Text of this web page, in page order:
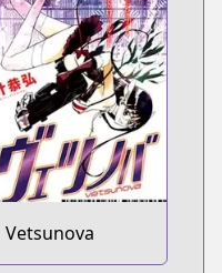
Vetsunova